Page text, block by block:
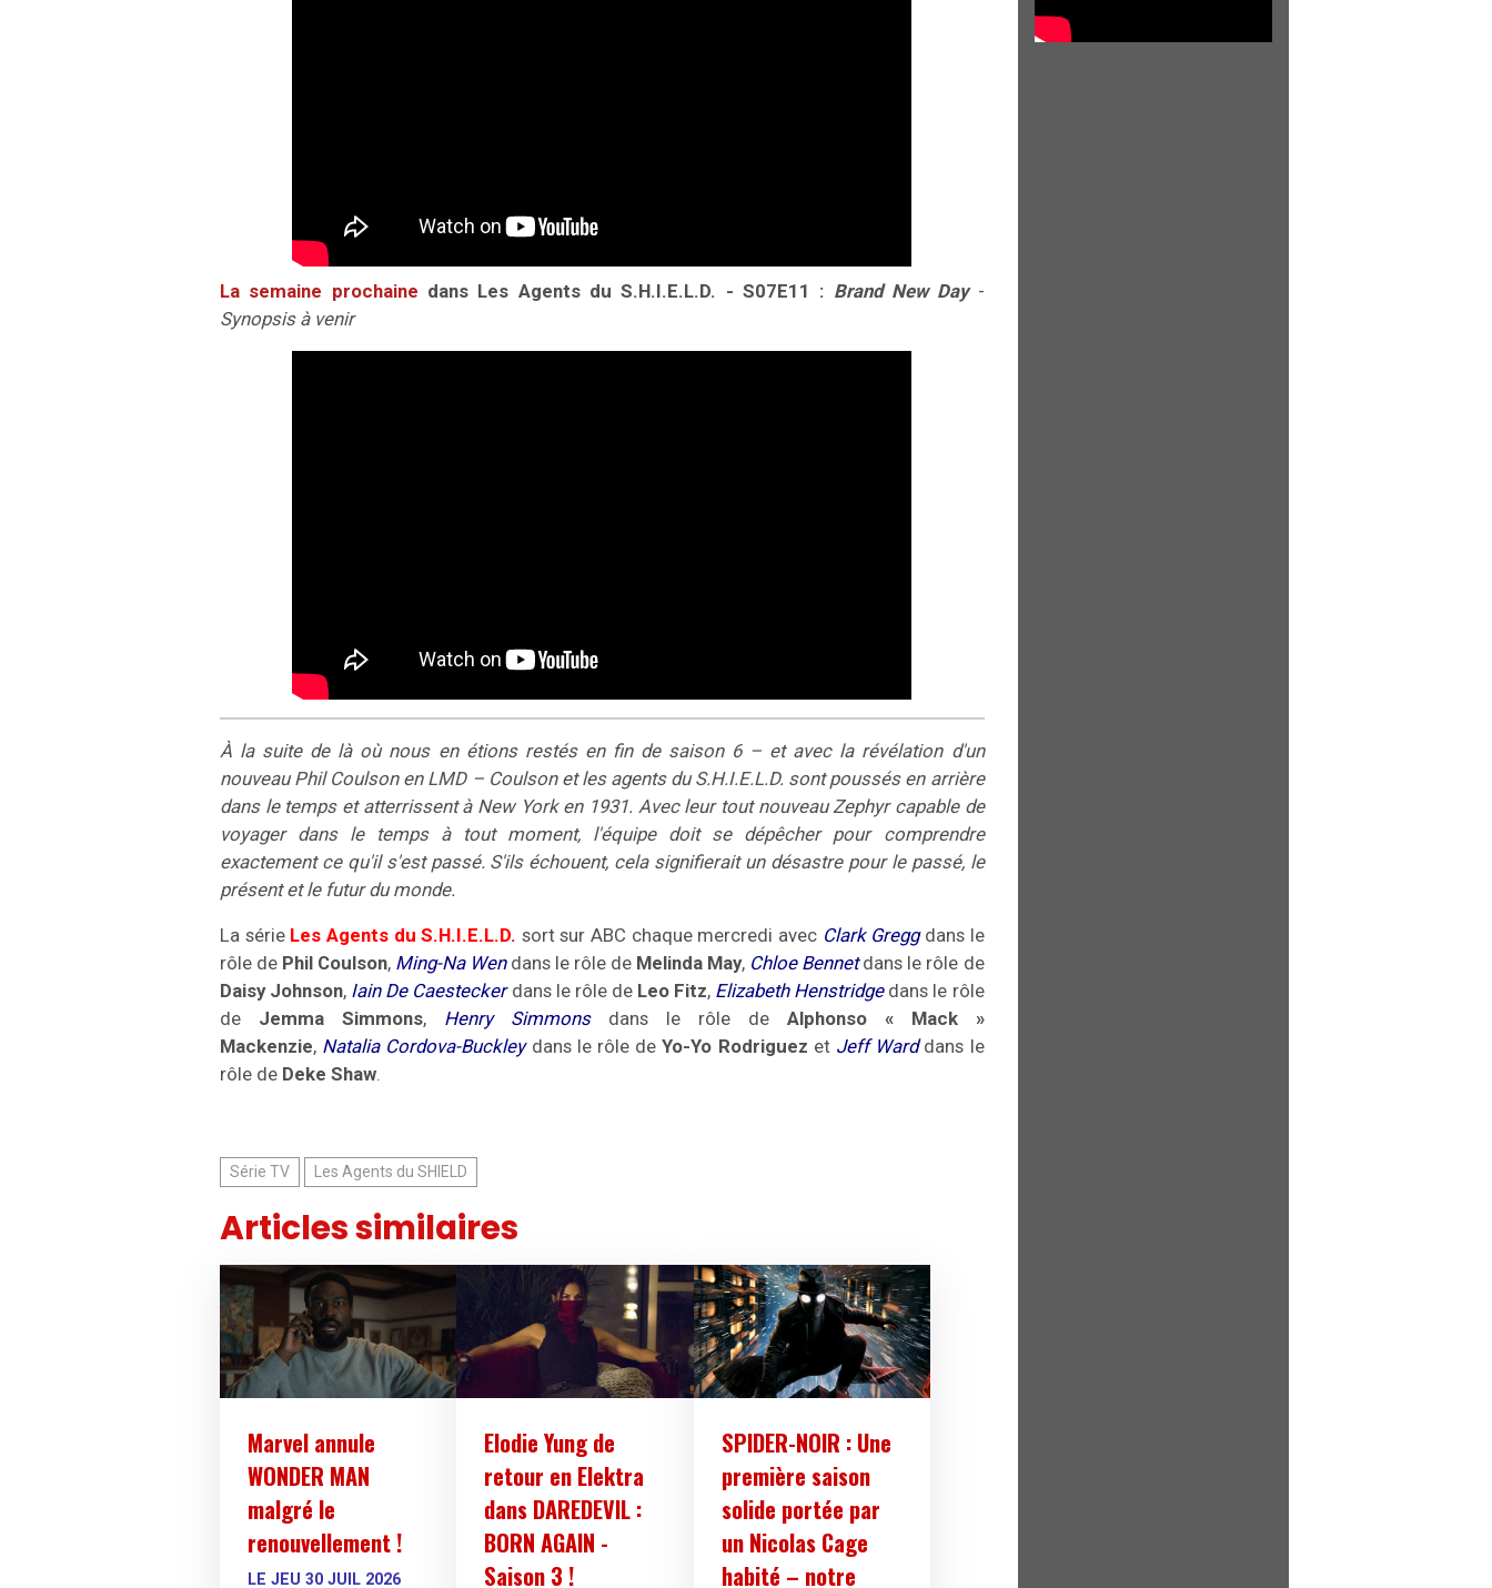
La semaine prochaine dans Les Agents du S.H.I.E.L.D. - S07E11 : Brand New Day-
Synopsis à venir
À la suite de là où nous en étions restés en fin de saison 6 – et avec la révélation d'un
nouveau Phil Coulson en LMD – Coulson et les agents du S.H.I.E.L.D. sont poussés en arrière
dans le temps et atterrissent à New York en 1931. Avec leur tout nouveau Zephyr capable de
voyager dans le temps à tout moment, l'équipe doit se dépêcher pour comprendre
exactement ce qu'il s'est passé. S'ils échouent, cela signifierait un désastre pour le passé, le
présent et le futur du monde.
La série Les Agents du S.H.I.E.L.D. sort sur ABC chaque mercredi avec Clark Greggdans le
rôle de Phil Coulson, Ming-Na Wendans le rôle de Melinda May, Chloe Bennetdans le rôle de
Daisy Johnson, Iain De Caesteckerdans le rôle de Leo Fitz, Elizabeth Henstridgedans le rôle
de Jemma Simmons, Henry Simmonsdans le rôle de Alphonso « Mack
»
Mackenzie, Natalia Cordova-Buckleydans le rôle deYo-Yo Rodriguez et Jeff Warddans le
rôle de Deke Shaw
Série TV Les Agents du SHIELD
Articles similaires
Marvel annule
WONDER MAN
malgré le
renouvellement !
LE JEU 30 JUIL 2026
Elodie Yung de
retour en Elektra
dans DAREDEVIL :
BORN AGAIN -
Saison 3 !
SPIDER-NOIR : Une
première saison
solide portée par
un Nicolas Cage
habité – notre